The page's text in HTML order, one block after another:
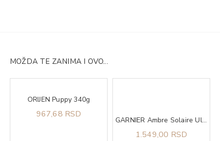
MOŽDA TE ZANIMA I OVO...
ORIJEN Puppy 340g
967,68 RSD
GARNIER Ambre Solaire Ulje u spreju za zaštitu od sunca SPF 30 150ml
1.549,00 RSD